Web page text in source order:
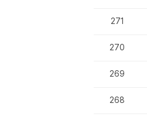
271
270
269
268